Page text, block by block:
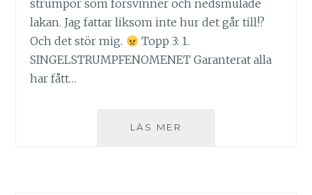
strumpor som försvinner och nedsmulade
lakan. Jag fattar liksom inte hur det går till!?
Och det stör mig.
Topp 3: 1.
SINGELSTRUMPFENOMENET Garanterat alla
har fått…
LÄS MER